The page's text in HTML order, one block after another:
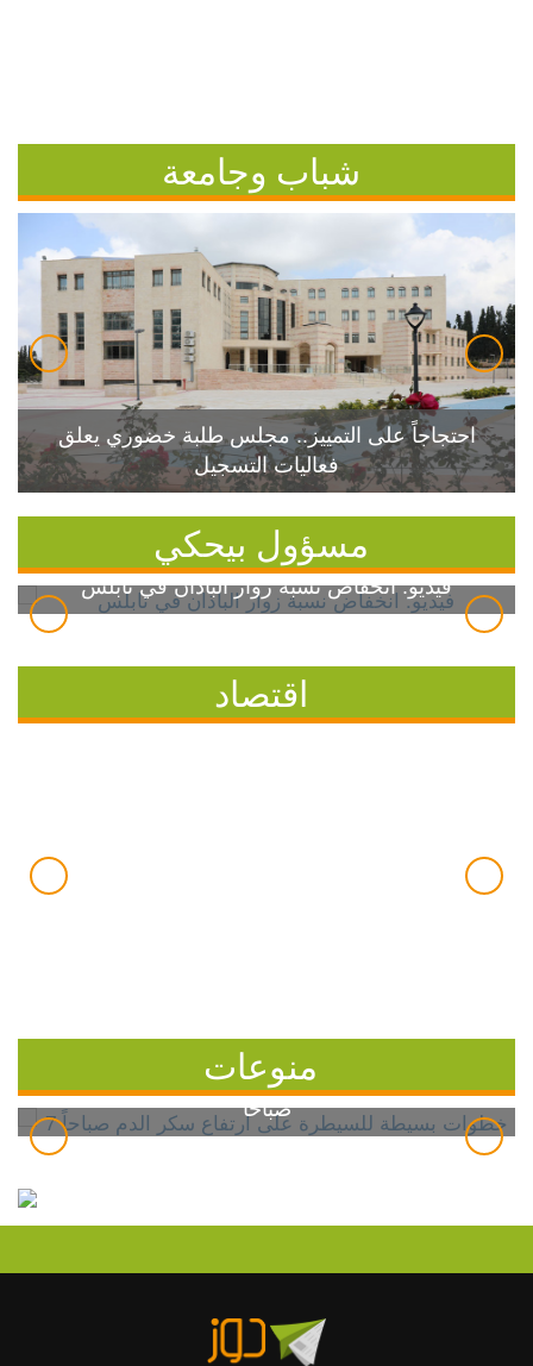
شباب وجامعة
احتجاجاً على التمييز.. مجلس طلبة خضوري يعلق
فعاليات التسجيل
مسؤول بيحكي
فيديو: انخفاض نسبة زوار الباذان في نابلس
اقتصاد
منوعات
7 خطوات بسيطة للسيطرة على ارتفاع سكر الدم
صباحاً